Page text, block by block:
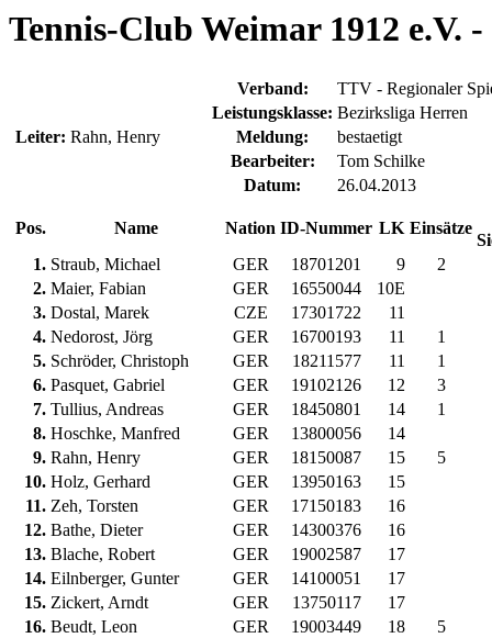
Tennis-Club Weimar 1912 e.V.
Leiter: Rahn, Henry
Verband:
TTV - Regionaler
Leistungsklasse: Bezirksliga Herren
Meldung:
bestaetigt
Bearbeiter:
Tom Schilke
Datum:
26.04.2013
Pos. Name Nation ID-Nummer LK Einsätze
1. Straub, Michael GER 18701201 9
2
2. Maier, Fabian GER 16550044
10E
3. Dostal, Marek CZE 17301722
11
4. Nedorost, Jörg GER 16700193 11
1
5. Schröder, Christoph GER 18211577 11
1
6. Pasquet, Gabriel GER 19102126 12
3
7. Tullius, Andreas GER 18450801 14
1
8. Hoschke, Manfred GER 13800056
14
9. Rahn, Henry GER 18150087 15
5
10. Holz, Gerhard GER 13950163
15
11. Zeh, Torsten GER 17150183
16
12. Bathe, Dieter GER 14300376
16
13. Blache, Robert GER 19002587
17
14. Eilnberger, Gunter GER 14100051
17
15. Zickert, Arndt GER 13750117
17
16. Beudt, Leon GER 19003449 18
5